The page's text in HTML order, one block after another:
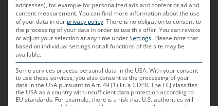
addresses), for example for personalized ads and content or ad and
content measurement.You can find more information about the use
of your data in our privacy policy.There is no obligation to consent to
the processing of your data in order to use this offer.You can revoke
or adjust your selection at any time underSettings. Please note that
based on individual settings not all functions of the site may be
available.
Some services process personal data in the USA. With your consent
to use these services, you also consent to the processing of your
data in the USA pursuant to Art. 49 (1) lit. a GDPR. The ECJ classifies
the USA as a country with insufficient data protection according to
EU standards. For example, there is a risk that U.S. authorities will